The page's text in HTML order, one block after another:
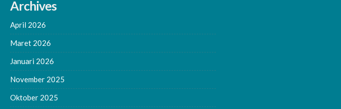
Archives
April 2026
Maret 2026
Januari 2026
November 2025
Oktober 2025